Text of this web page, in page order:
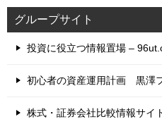
グループサイト
投資に役立つ情報置場 –
初心者の資産運用計画 黒澤
株式・証券会社比較情報サイ